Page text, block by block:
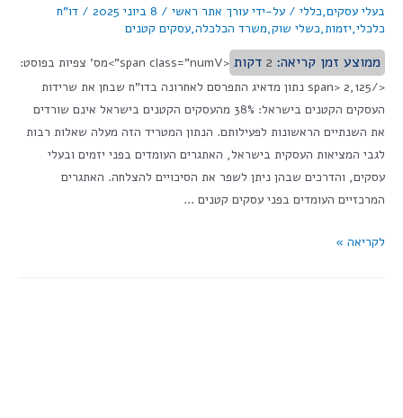
בעלי עסקים,כללי / על-ידי עורך אתר ראשי / 8 ביוני 2025 / דו"ח
כלכלי,יזמות,כשלי שוק,משרד הכלכלה,עסקים קטנים
ממוצע זמן קריאה: 2 דקות
<span class="numV">מס' צפיות בפוסט:
</span> 2,125 נתון מדאיג התפרסם לאחרונה בדו"ח שבחן את שרידות
העסקים הקטנים בישראל: 38% מהעסקים הקטנים בישראל אינם שורדים
את השנתיים הראשונות לפעילותם. הנתון המטריד הזה מעלה שאלות רבות
לגבי המציאות העסקית בישראל, האתגרים העומדים בפני יזמים ובעלי
עסקים, והדרכים שבהן ניתן לשפר את הסיכויים להצלחה. האתגרים
המרכזיים העומדים בפני עסקים קטנים …
לקריאה »